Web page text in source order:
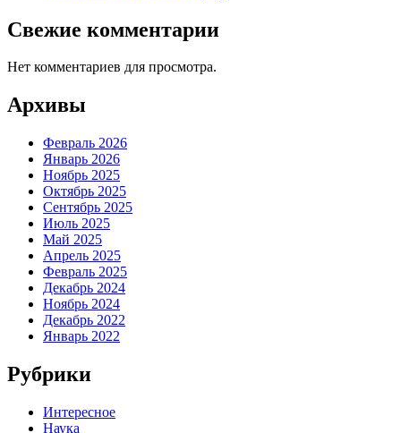
Свежие комментарии
Нет комментариев для просмотра.
Архивы
Февраль 2026
Январь 2026
Ноябрь 2025
Октябрь 2025
Сентябрь 2025
Июль 2025
Май 2025
Апрель 2025
Февраль 2025
Декабрь 2024
Ноябрь 2024
Декабрь 2022
Январь 2022
Рубрики
Интересное
Наука